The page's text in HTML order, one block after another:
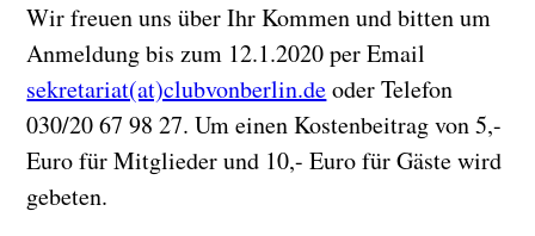
Wir freuen uns über Ihr Kommen und bitten um
Anmeldung bis zum 12.1.2020 per Email
sekretariat(at)clubvonberlin.deoder Telefon
030/20 67 98 27. Um einen Kostenbeitrag von 5,-
Euro für Mitglieder und 10,- Euro für Gäste wird
gebeten.